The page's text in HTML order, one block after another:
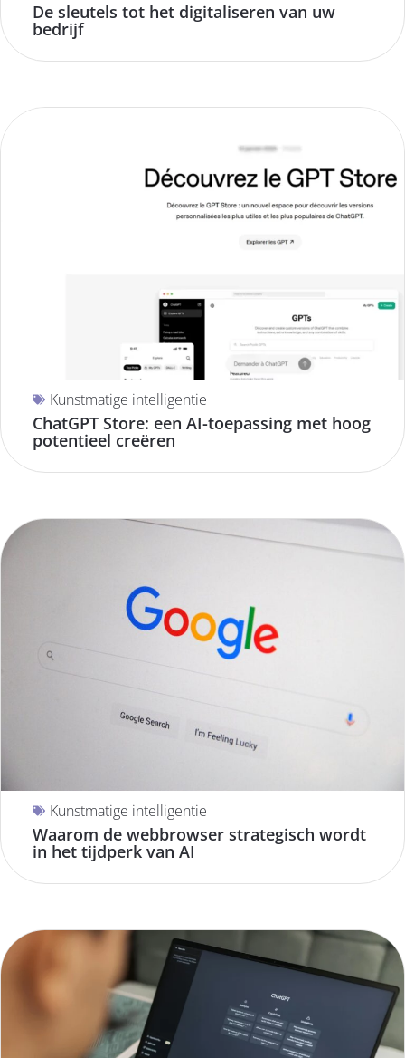
De sleutels tot het digitaliseren van uw
bedrijf
Kunstmatige intelligentie
ChatGPT Store: een AI-toepassing met hoog
potentieel creëren
Kunstmatige intelligentie
Waarom de webbrowser strategisch wordt
in het tijdperk van AI